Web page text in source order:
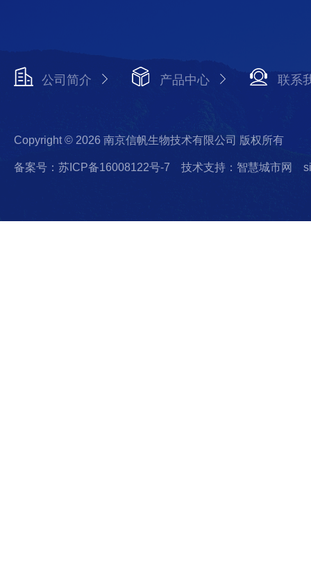
公司简介 产品中心 联系
Copyright © 2026 南京信帆生物技术有限公司 版权所有
备案号：苏ICP备16008122号-7 技术支持：智慧城市网